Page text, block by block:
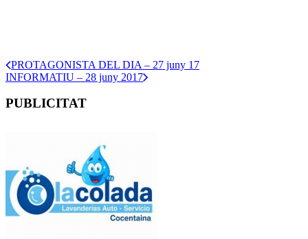
PROTAGONISTA DEL DIA – 27 juny 17
INFORMATIU – 28 juny 2017
PUBLICITAT